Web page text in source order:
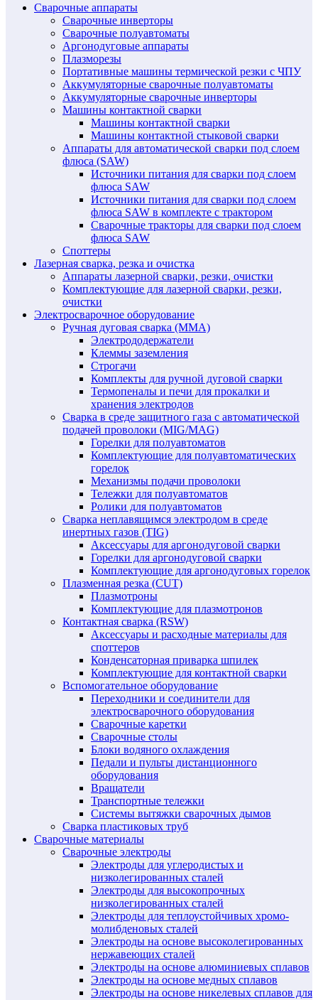
Сварочные аппараты
Сварочные инверторы
Сварочные полуавтоматы
Аргонодуговые аппараты
Плазморезы
Портативные машины термической резки с ЧПУ
Аккумуляторные сварочные полуавтоматы
Аккумуляторные сварочные инверторы
Машины контактной сварки
Машины контактной сварки
Машины контактной стыковой сварки
Аппараты для автоматической сварки под слоем
флюса (SAW)
Источники питания для сварки под слоем
флюса SAW
Источники питания для сварки под слоем
флюса SAW в комплекте с трактором
Сварочные тракторы для сварки под слоем
флюса SAW
Споттеры
Лазерная сварка, резка и очистка
Аппараты лазерной сварки, резки, очистки
Комплектующие для лазерной сварки, резки,
очистки
Электросварочное оборудование
Ручная дуговая сварка (MMA)
Электрододержатели
Клеммы заземления
Строгачи
Комплекты для ручной дуговой сварки
Термопеналы и печи для прокалки и
хранения электродов
Сварка в среде защитного газа с автоматической
подачей проволоки (MIG/MAG)
Горелки для полуавтоматов
Комплектующие для полуавтоматических
горелок
Механизмы подачи проволоки
Тележки для полуавтоматов
Ролики для полуавтоматов
Сварка неплавящимся электродом в среде
инертных газов (TIG)
Аксессуары для аргонодуговой сварки
Горелки для аргонодуговой сварки
Комплектующие для аргонодуговых горелок
Плазменная резка (CUT)
Плазмотроны
Комплектующие для плазмотронов
Контактная сварка (RSW)
Аксессуары и расходные материалы для
споттеров
Конденсаторная приварка шпилек
Комплектующие для контактной сварки
Вспомогательное оборудование
Переходники и соединители для
электросварочного оборудования
Сварочные каретки
Сварочные столы
Блоки водяного охлаждения
Педали и пульты дистанционного
оборудования
Вращатели
Транспортные тележки
Системы вытяжки сварочных дымов
Сварка пластиковых труб
Сварочные материалы
Сварочные электроды
Электроды для углеродистых и
низколегированных сталей
Электроды для высокопрочных
низколегированных сталей
Электроды для теплоустойчивых хромо-
молибденовых сталей
Электроды на основе высоколегированных
нержавеющих сталей
Электроды на основе алюминиевых сплавов
Электроды на основе медных сплавов
Электроды на основе никелевых сплавов для